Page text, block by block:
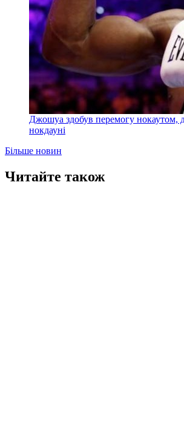
Джошуа здобув перемогу нокаутом,
нокдауні
Більше новин
Читайте також